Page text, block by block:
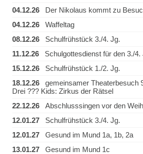
04.12.26 Der Nikolaus kommt zu
04.12.26 Waffeltag
08.12.26 Schulfrühstück 3./4. Jg.
11.12.26 Schulgottesdienst für den 3./4.
15.12.26 Schulfrühstück 1./2. Jg.
18.12.26 gemeinsamer Theaterbesuch
Drei ??? Kids: Zirkus der Rätsel
22.12.26 Abschlusssingen vor den
12.01.27 Schulfrühstück 3./4. Jg.
12.01.27 Gesund im Mund 1a, 1b, 2a
13.01.27 Gesund im Mund 1c